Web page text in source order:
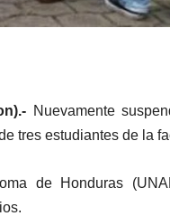
Nuevamente
tres estudiantes de la
de Honduras